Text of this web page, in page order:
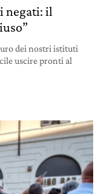
negati: il
dei nostri istituti
uscire pronti al